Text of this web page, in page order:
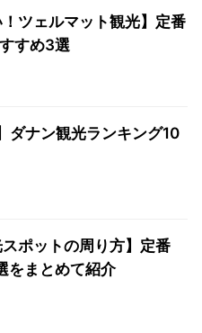
！ツェルマット観光】定番
すめ3選
ダナン観光ランキング10
スポットの周り方】定番
をまとめて紹介